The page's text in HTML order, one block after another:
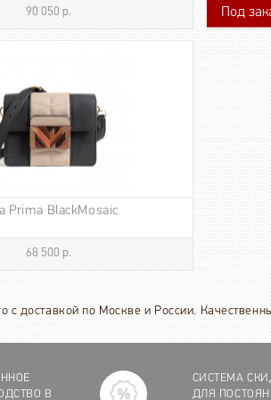
90 050 р.
145
Под
Prima BlackMosaic
68 500 р.
с доставкой по Москве и России.
В
СИСТЕМА
ДЛЯ